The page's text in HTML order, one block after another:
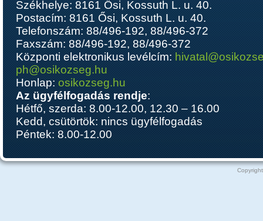
Székhelye: 8161 Ősi, Kossuth L. u. 40.
Postacím: 8161 Ősi, Kossuth L. u. 40.
Telefonszám: 88/496-192, 88/496-372
Faxszám: 88/496-192, 88/496-372
Központi elektronikus levélcím:
ph@osikozseg.hu
Honlap:osikozseg.hu
Az ügyfélfogadás rendje:
Hétfő, szerda: 8.00-12.00, 12.30 – 16.00
Kedd, csütörtök: nincs ügyfélfogadás
Péntek: 8.00-12.00